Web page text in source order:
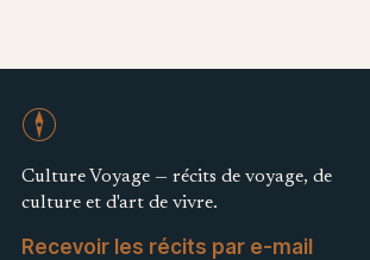
Culture Voyage — récits de voyage, de
culture et d'art de vivre.
Recevoir les récits par e-mail